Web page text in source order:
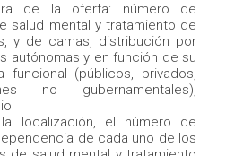
de la oferta: número de
salud mental y tratamiento de
y de camas, distribución por
autónomas y en función de su
funcional (públicos, privados,
no gubernamentales),
localización, el número de
de cada uno de los